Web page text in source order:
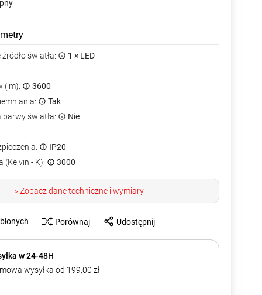
światła: 1 × LED
(lm):
3600
Tak
barwy światła:
Nie
IP20
(Kelvin - K):
3000
> Zobacz dane techniczne i wymiary
Porównaj Udostępnij
w 24-48H
wysyłka od 199,00 zł